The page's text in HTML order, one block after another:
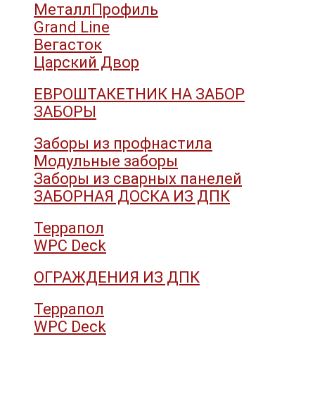
МеталлПрофиль
Grand Line
Вегасток
Царский Двор
ЕВРОШТАКЕТНИК НА ЗАБОР
ЗАБОРЫ
Заборы из профнастила
Модульные заборы
Заборы из сварных панелей
ЗАБОРНАЯ ДОСКА ИЗ ДПК
Террапол
WPC Deck
ОГРАЖДЕНИЯ ИЗ ДПК
Террапол
WPC Deck